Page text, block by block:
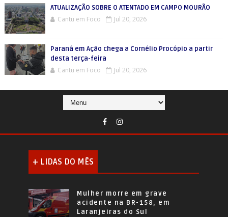
ATUALIZAÇÃO SOBRE O ATENTADO EM CAMPO MOURÃO
Cantu em Foco Jul 20, 2026
Paraná em Ação chega a Cornélio Procópio a partir
desta terça-feira
Cantu em Foco Jul 20, 2026
+ LIDAS DO MÊS
Mulher morre em grave
acidente na BR-158, em
Laranjeiras do Sul